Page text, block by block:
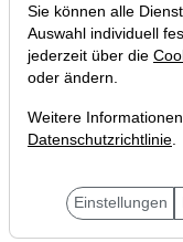
Sie können alle
Auswahl individuell
jederzeit über die
oder ändern.
Weitere
Datenschutzrichtlinie.
Einstellungen